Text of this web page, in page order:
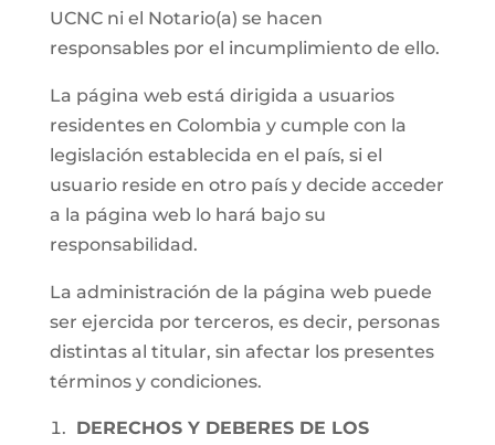
UCNC ni el Notario(a) se hacen
responsables por el incumplimiento de ello.
La página web está dirigida a usuarios
residentes en Colombia y cumple con la
legislación establecida en el país, si el
usuario reside en otro país y decide acceder
a la página web lo hará bajo su
responsabilidad.
La administración de la página web puede
ser ejercida por terceros, es decir, personas
distintas al titular, sin afectar los presentes
términos y condiciones.
DERECHOS Y DEBERES DE LOS